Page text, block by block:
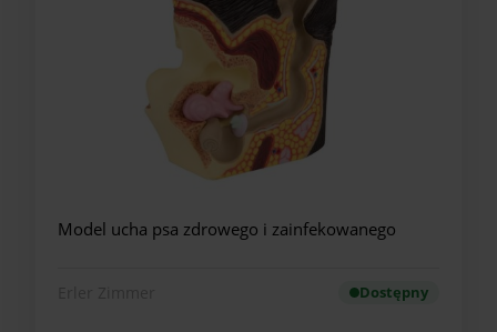
Model ucha psa zdrowego i zainfekowanego
Dostępny